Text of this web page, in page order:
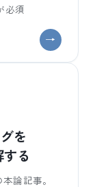
必須
を
る
論記事。